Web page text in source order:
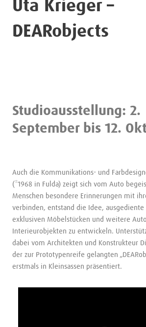
Uta Krieger –
DEARobjects
Studioausstellung: 2.
September bis 12.
Auch die Kommunikations- und
(*1968 in Fulda) zeigt sich vom Auto
Menschen besondere Erinnerungen mit
verbinden, entstand die Idee, ausgediente
exklusiven Möbelstücken und weitere
Interieurobjekten zu entwickeln.
dabei vom Architekten und Konstrukteur
der zur Prototypenreife gelangten
erstmals in Kleinsassen präsentiert.